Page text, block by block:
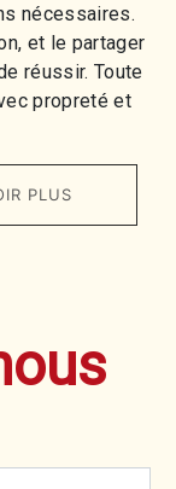
nécessaires.
et le partager
réussir. Toute
propreté et
PLUS